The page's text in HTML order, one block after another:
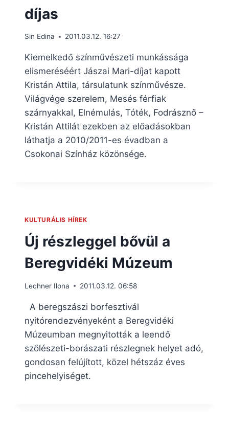
díjas
Sin Edina 2011.03.12. 16:27
Kiemelkedő színművészeti munkássága
elismeréséért Jászai Mari-díjat kapott
Kristán Attila, társulatunk színművésze.
Világvége szerelem, Mesés férfiak
szárnyakkal, Elnémulás, Tóték, Fodrásznő –
Kristán Attilát ezekben az előadásokban
láthatja a 2010/2011-es évadban a
Csokonai Színház közönsége.
KULTURÁLIS HÍREK
Új részleggel bővül a
Beregvidéki Múzeum
Lechner Ilona 2011.03.12. 06:58
A beregszászi borfesztivál
nyitórendezvényeként a Beregvidéki
Múzeumban megnyitották a leendő
szőlészeti-borászati részlegnek helyet adó,
gondosan felújított, közel hétszáz éves
pincehelyiséget.